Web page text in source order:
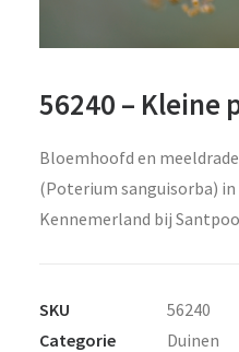
56240 – Kleine
Bloemhoofd en
(Poterium sanguisorba)
Kennemerland bij
SKU
56240
Categorie
Duinen